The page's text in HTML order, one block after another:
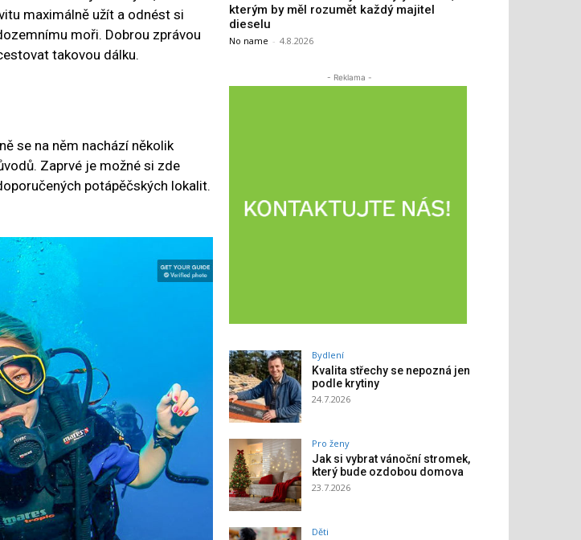
maximálně užít a odnést si
moři. Dobrou zprávou
takovou dálku.
se na něm nachází několik
Zaprvé je možné si zde
potápěčských lokalit.
kterým by měl rozumět každý majitel
dieselu
No name - 4.8.2026
- Reklama -
Bydlení
Kvalita střechy se nepozná jen
podle krytiny
24.7.2026
Pro ženy
Jak si vybrat vánoční stromek,
který bude ozdobou domova
23.7.2026
Děti